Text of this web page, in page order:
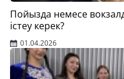
Пойызда немесе
істеу керек?
01.04.2026